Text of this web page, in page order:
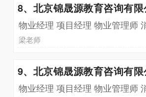
8、北京锦晟源教育咨询有限
物业经理 项目经理 物业管理师
梁老师
9、北京锦晟源教育咨询有限
物业经理 项目经理 物业管理师